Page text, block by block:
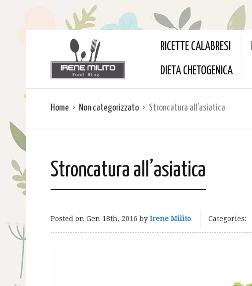
RICETTE CALABRESI
DIETA CHETOGENICA
Home Non categorizzato Stroncatura all’asiatica
Stroncatura all’asiatica
Posted on Gen 18th, 2016 by Irene Milito Categories: